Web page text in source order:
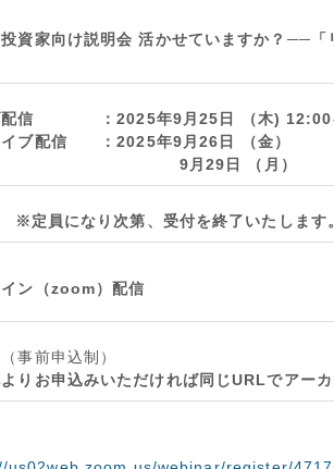
投資家向け説明会 活かせていますか？──
配信 ：2025年9月25日 （木)
イブ配信 ：2025年9月26日 （金）
29日 （月）
定員になり次第、受付を終了いたします
ン（zoom）配信
事前申込制）
りお申込みいただければ同じURLでアー